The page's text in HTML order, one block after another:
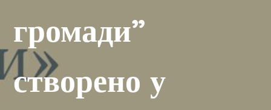
громади”
створено у